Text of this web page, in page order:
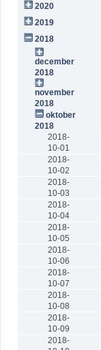
2020
2019
2018
december
2018
november
2018
oktober
2018
2018-
10-01
2018-
10-02
2018-
10-03
2018-
10-04
2018-
10-05
2018-
10-06
2018-
10-07
2018-
10-08
2018-
10-09
2018-